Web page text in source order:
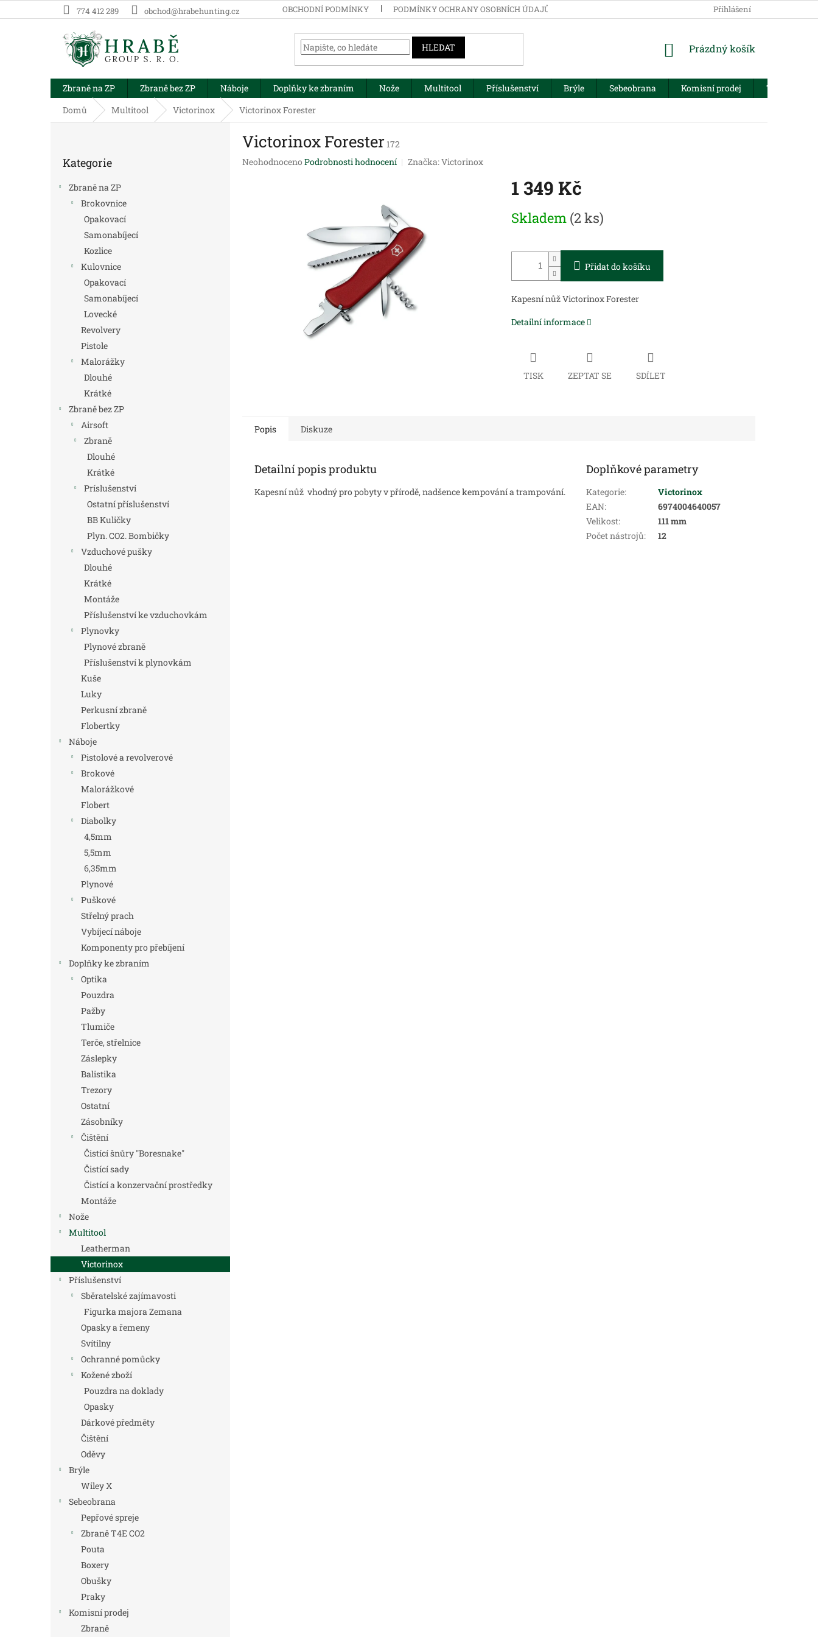
na
774 412 289 obchod@hrabehunting.cz OBCHODNÍ PODMÍNKY PODMÍNKY OCHRANY OSOBNÍCH ÚDAJŮ Přihlášení
HLEDAT
NÁKUPNÍ
Prázdný košík
Zbraně na ZP Zbraně bez ZP Náboje Doplňky ke zbraním Nože Multitool Příslušenství Brýle Sebeobrana Komisní prodej
Trezory
Domů
Multitool Victorinox Victorinox Forester
kategorie
Kategorie
Zbraně na ZP
Brokovnice
Opakovací
Samonabíjecí
Kozlice
Kulovnice
Opakovací
Samonabíjecí
Lovecké
Revolvery
Pistole
Malorážky
Dlouhé
Krátké
Zbraně bez ZP
Airsoft
Zbraně
Dlouhé
Krátké
Príslušenství
Ostatní příslušenství
BB Kuličky
Plyn. CO2. Bombičky
Vzduchové pušky
Dlouhé
Krátké
Montáže
Příslušenství ke vzduchovkám
Plynovky
Plynové zbraně
Příslušenství k plynovkám
Kuše
Luky
Perkusní zbraně
Flobertky
Náboje
Pistolové a revolverové
Brokové
Malorážkové
Flobert
Diabolky
4,5mm
5,5mm
6,35mm
Plynové
Puškové
Střelný prach
Vybíjecí náboje
Komponenty pro přebíjení
Doplňky ke zbraním
Optika
Pouzdra
Pažby
Tlumiče
Terče, střelnice
Záslepky
Balistika
Trezory
Ostatní
Zásobníky
Čištění
Čistící šnůry "Boresnake"
Čistící sady
Čistící a konzervační prostředky
Montáže
Nože
Multitool
Leatherman
Victorinox
Příslušenství
Sběratelské zajímavosti
Figurka majora Zemana
Opasky a řemeny
Svítilny
Ochranné pomůcky
Kožené zboží
Pouzdra na doklady
Opasky
Dárkové předměty
Čištění
Oděvy
Brýle
Wiley X
Sebeobrana
Pepřové spreje
Zbraně T4E CO2
Pouta
Boxery
Obušky
Praky
Komisní prodej
Zbraně
Victorinox Forester 172
Průměrné
Neohodnoceno Podrobnosti hodnocení Značka:Victorinox
1 349 Kč
cena:
Skladem (2 ks)
Přidat do košíku
Kapesní nůž Victorinox Forester
Detailní informace
TISK ZEPTAT SE SDÍLET
Popis Diskuze
Detailní popis produktu
Kapesní nůž vhodný pro pobyty v přírodě, nadšence kempování a trampování.
Doplňkové parametry
Kategorie:
Victorinox
EAN:
6974004640057
Velikost:
111 mm
Počet nástrojů: 12